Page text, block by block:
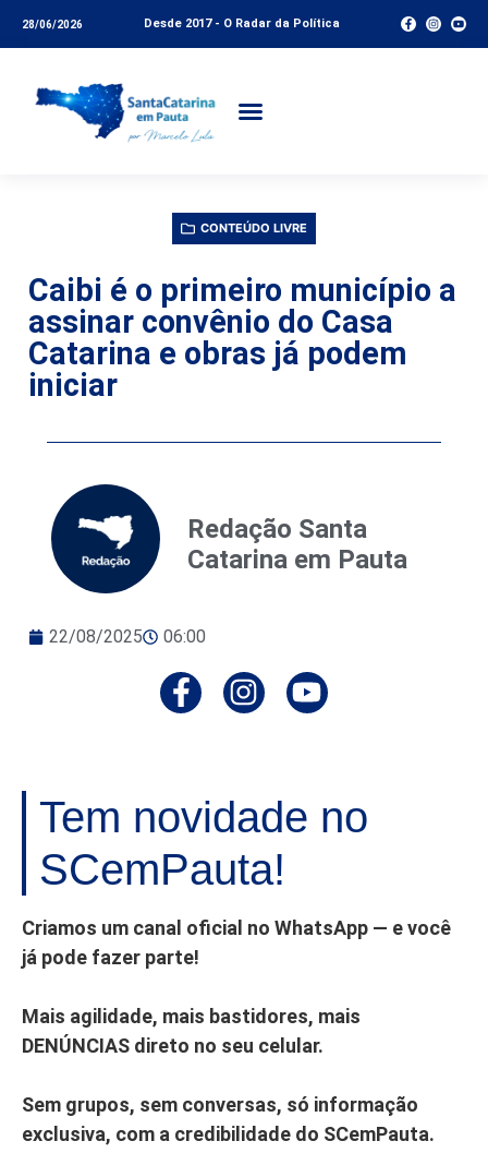
28/06/2026 Desde 2017 - O Radar da Política
CONTEÚDO LIVRE
Caibi é o primeiro município a
assinar convênio do Casa
Catarina e obras já podem
iniciar
Redação Santa
Catarina em Pauta
22/08/2025 06:00
Tem novidade no
SCemPauta!
Criamos um canal oficial no WhatsApp — e você
já pode fazer parte!
Mais agilidade, mais bastidores, mais
DENÚNCIAS direto no seu celular.
Sem grupos, sem conversas, só informação
exclusiva, com a credibilidade do SCemPauta.